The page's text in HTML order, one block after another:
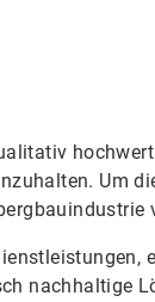
Um
nachhaltige